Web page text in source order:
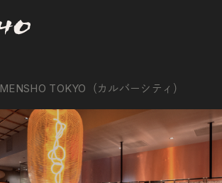
MENSHO TOKYO（カルバーシティ）